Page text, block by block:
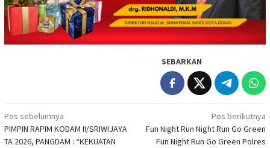
SEBARKAN
Navigasi
pos
Pos sebelumnya
PIMPIN RAPIM KODAM II/SRIWIJAYA
TA 2026, PANGDAM : “KEKUATAN
Pos berikutnya
Fun Night Run Night Run Go Green
Fun Night Run Go Green Polres